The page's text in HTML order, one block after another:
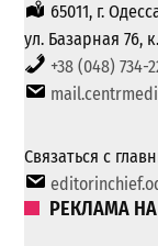
65011, г.
ул. Базарная 76,
+38 (048) 734-
Связаться с
РЕКЛАМА